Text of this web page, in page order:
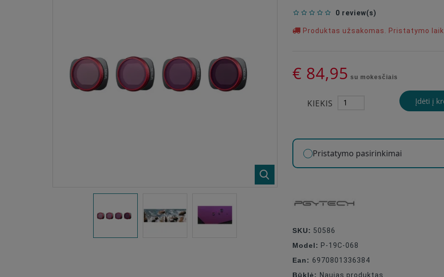
0 review(s)
Produktas užsakomas. Pristatymo
€ 84,95 su mokesčiais
KIEKIS Įdėti į
Pristatymo pasirinkimai
SKU: 50586
Model: P-19C-068
Ean: 6970801336384
Būklė: Naujas produktas